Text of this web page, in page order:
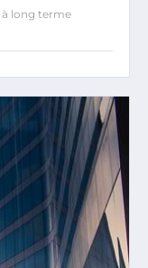
à long terme